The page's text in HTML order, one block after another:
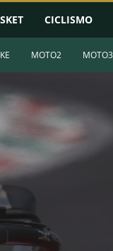
CICLISMO
MOTO2 MOTO3